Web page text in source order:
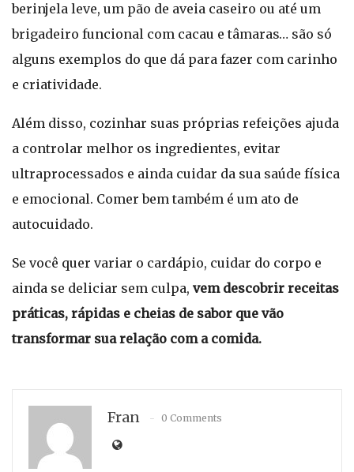
berinjela leve, um pão de aveia caseiro ou até um
brigadeiro funcional com cacau e tâmaras… são só
alguns exemplos do que dá para fazer com carinho
e criatividade.
Além disso, cozinhar suas próprias refeições ajuda
a controlar melhor os ingredientes, evitar
ultraprocessados e ainda cuidar da sua saúde física
e emocional. Comer bem também é um ato de
autocuidado.
Se você quer variar o cardápio, cuidar do corpo e
ainda se deliciar sem culpa, vem descobrir receitas
práticas, rápidas e cheias de sabor que vão
transformar sua relação com a comida.
Fran 0 Comments